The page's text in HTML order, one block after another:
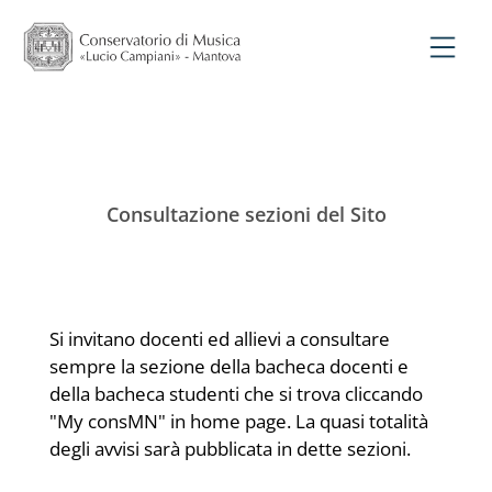
Consultazione sezioni del Sito
Si invitano docenti ed allievi a consultare
sempre la sezione della bacheca docenti e
della bacheca studenti che si trova cliccando
"My consMN" in home page. La quasi totalità
degli avvisi sarà pubblicata in dette sezioni.